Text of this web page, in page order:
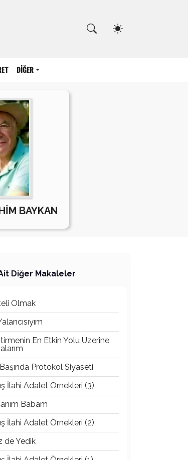
DİĞER
BAYKAN
Diğer Makaleler
Olmak
En Etkin Yolu Üzerine
Protokol Siyaseti
İlahi Adalet Örnekleri (3)
Babam
İlahi Adalet Örnekleri (2)
de Yedik